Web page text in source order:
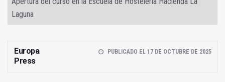
Laguna
Europa
Press
PUBLICADO EL 17 DE OCTUBRE DE 2025